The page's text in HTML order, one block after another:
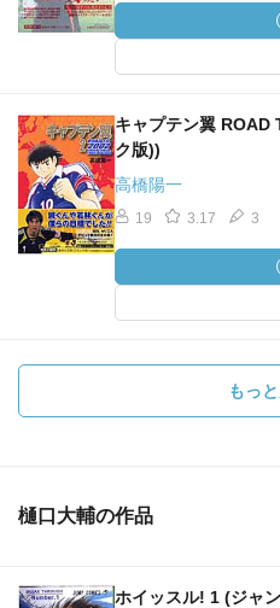
キャプテン翼 ROAD
ク版))
高橋陽一
19 3.17 3
もっ
樋口大輔の作品
ホイッスル! 1 (ジャ